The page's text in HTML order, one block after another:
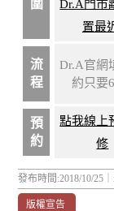
圍
Dr.A門市
置最
流
程
Dr.A官網
約只要
預
約
點我線上
修
發布時間:2018/10/25｜
版權宣告